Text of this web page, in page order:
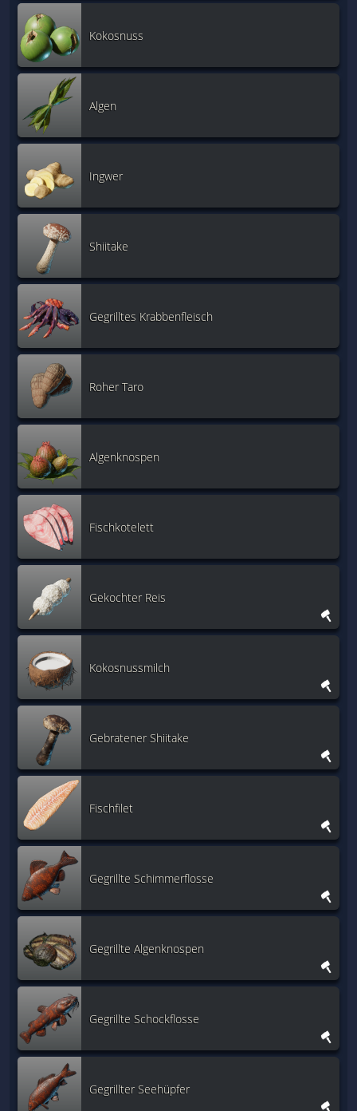
Kokosnuss
Algen
Ingwer
Shiitake
Gegrilltes Krabbenfleisch
Roher Taro
Algenknospen
Fischkotelett
Gekochter Reis
Kokosnussmilch
Gebratener Shiitake
Fischfilet
Gegrillte Schimmerflosse
Gegrillte Algenknospen
Gegrillte Schockflosse
Gegrillter Seehüpfer